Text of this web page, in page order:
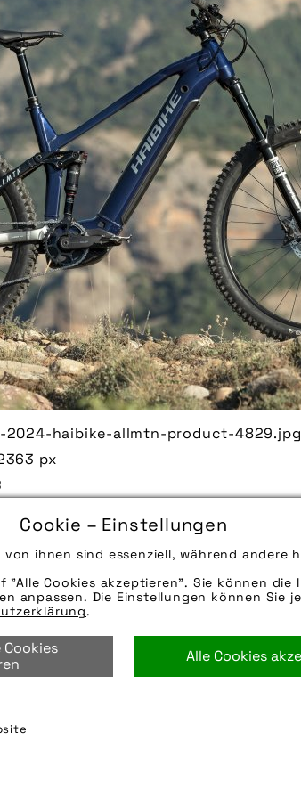
Cookie – Einstellungen
ihnen sind essenziell, während andere
"Alle Cookies akzeptieren". Sie können
anpassen. Die Einstellungen können Sie
.
Cookies
Alle Cookies
2024-haibike-allmtn-product-4829.jpg
px
wird in Bälde eingefügt.
Telefon kontaktieren, wir helfen
„www.haibike.de | pd-f“
zur weiteren Recherche:
Haibike
,fahrrad haibike,trailbike,